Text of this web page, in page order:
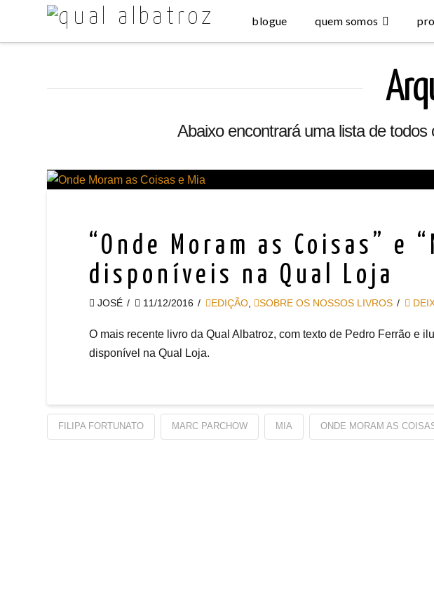
blogue quem somos
Abaixo encontrará uma lista de
“Onde Moram as Coisas” e
disponíveis na Qual Loja
JOSÉ 11/12/2016 EDIÇÃO, SOBRE OS NOSSOS LIVROS
O mais recente livro da Qual Albatroz, com texto de Pedro Ferrão e
disponível na Qual Loja.
FILIPA FORTUNATO MARC PARCHOW MIA ONDE MORAM AS